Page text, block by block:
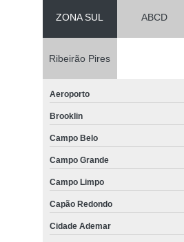
ZONA SUL ABCD
Ribeirão Pires
Aeroporto
Brooklin
Campo Belo
Campo Grande
Campo Limpo
Capão Redondo
Cidade Ademar